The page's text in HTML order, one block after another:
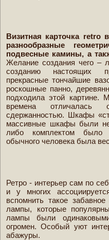
Визитная карточка retro
разнообразные
подвесные камины, а
Желание создания чего –
созданию настоящих
прекрасные тончайшие
роскошные панно,
подходила этой картине.
времена отличалась
сдержанностью. Шкафы
массивные шкафы были
либо комплектом было
обычного человека была
Ретро - интерьер сам по
и у многих
вспомнить такое
лампы, которые
лампы были
огромен. Особый уют
абажуры.